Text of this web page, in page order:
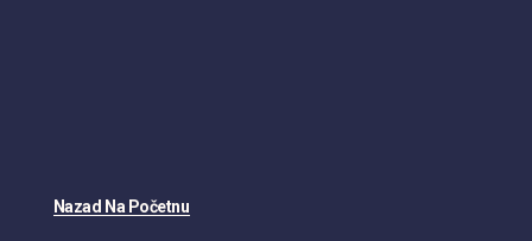
Nazad Na Početnu